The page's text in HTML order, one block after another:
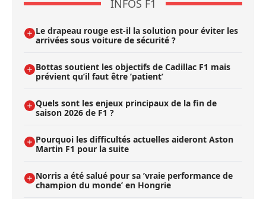
INFOS F1
Le drapeau rouge est-il la solution pour éviter les
arrivées sous voiture de sécurité ?
Bottas soutient les objectifs de Cadillac F1 mais
prévient qu’il faut être ’patient’
Quels sont les enjeux principaux de la fin de
saison 2026 de F1 ?
Pourquoi les difficultés actuelles aideront Aston
Martin F1 pour la suite
Norris a été salué pour sa ’vraie performance de
champion du monde’ en Hongrie